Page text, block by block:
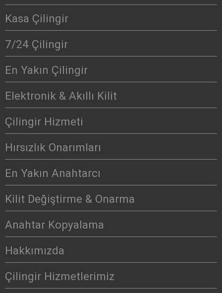
Kasa Çilingir
7/24 Çilingir
En Yakın Çilingir
Elektronik & Akıllı Kilit
Çilingir Hizmeti
Hırsızlık Onarımları
En Yakın Anahtarcı
Kilit Değiştirme & Onarma
Anahtar Kopyalama
Hakkımızda
Çilingir Hizmetlerimiz